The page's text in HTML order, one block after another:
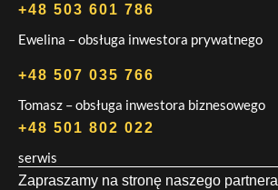
+48 503 601 786
Ewelina – obsługa inwestora prywatnego
+48 507 035 766
Tomasz – obsługa inwestora biznesowego
+48 501 802 022
serwis
Zapraszamy na stronę naszego partnera